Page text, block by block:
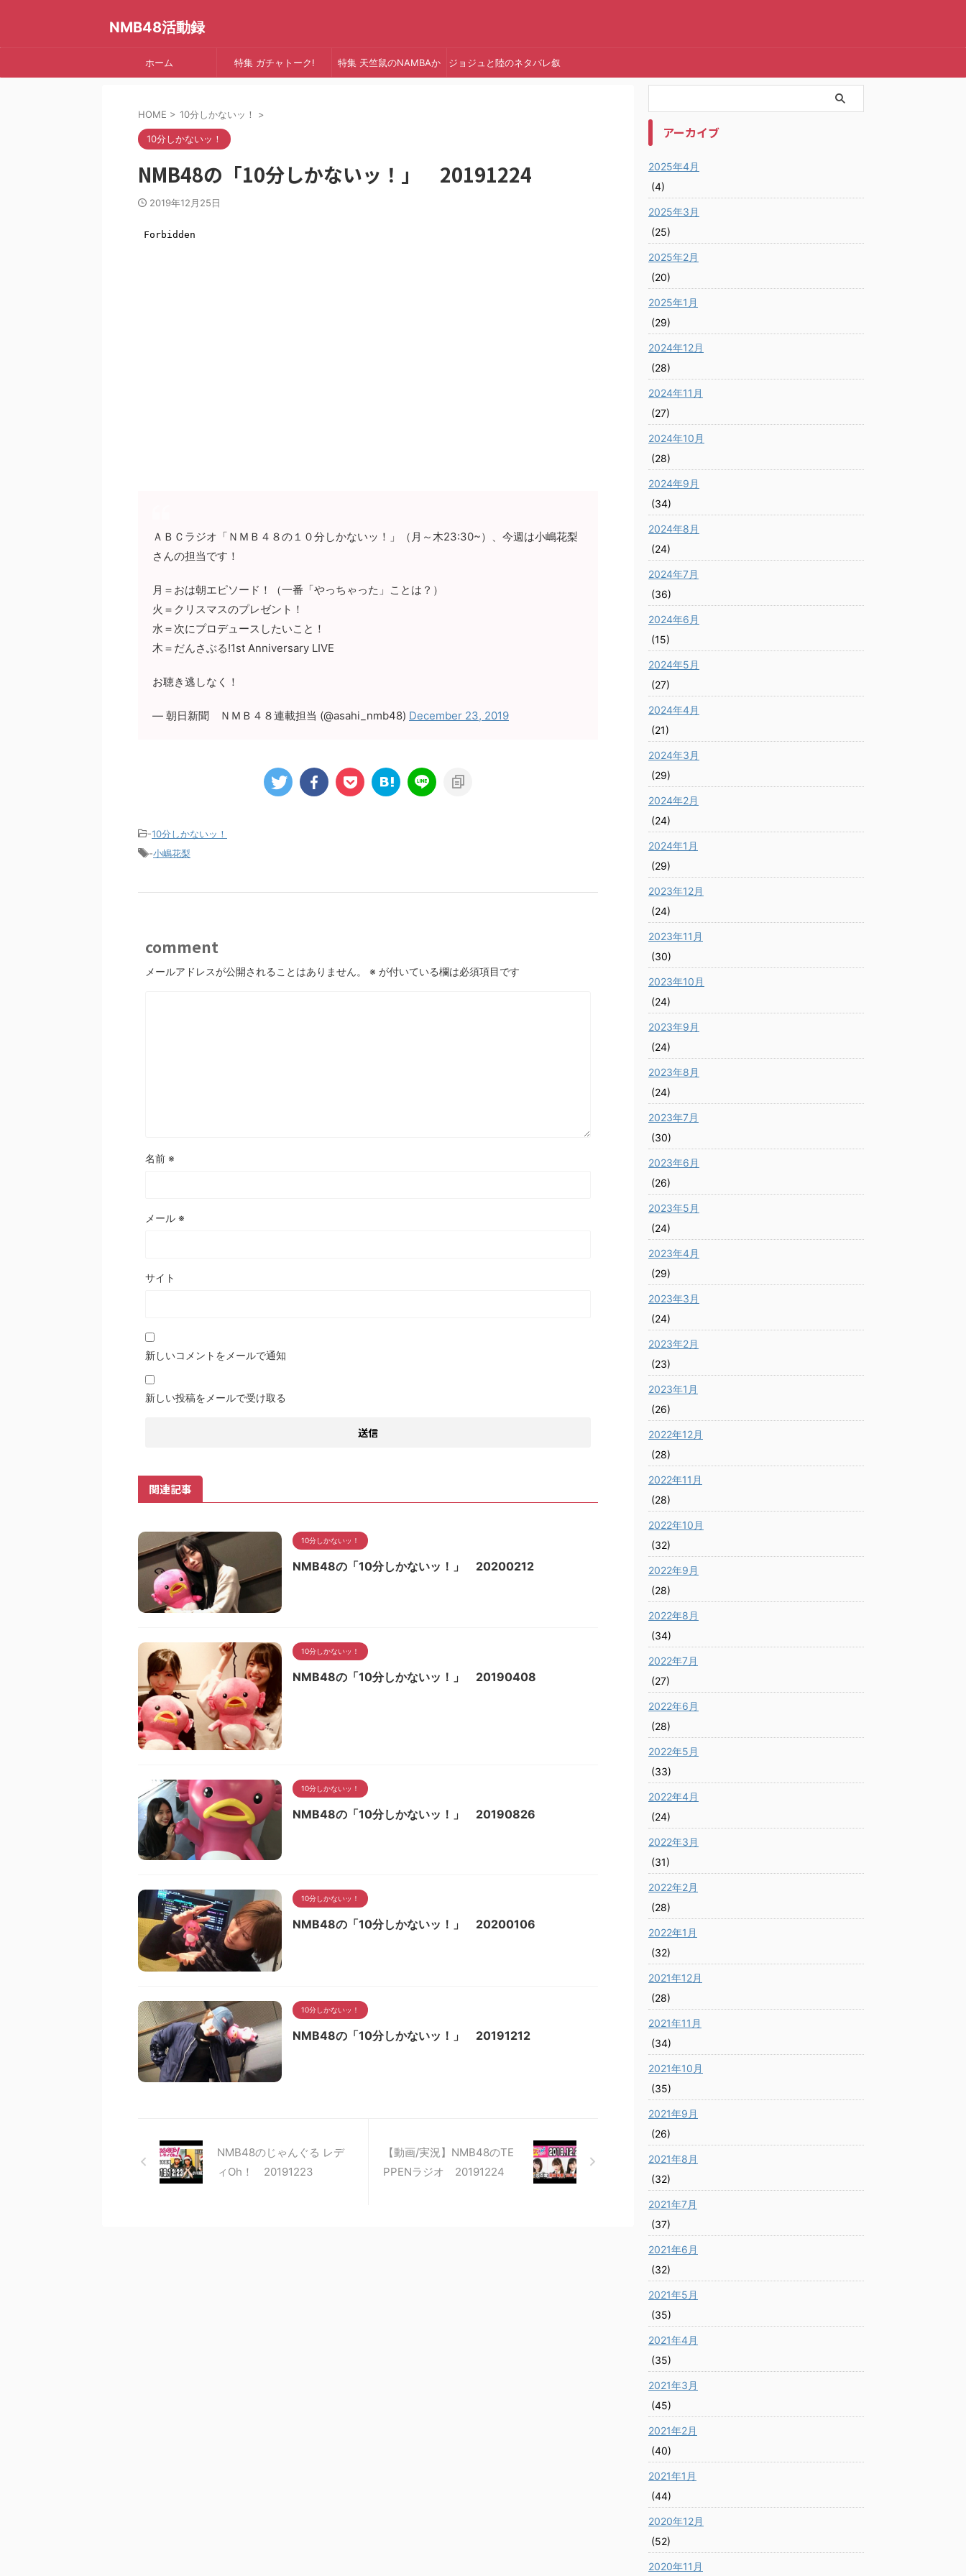
NMB48活動録
ホーム 特集 ガチャトーク! 特集 天竺鼠のNAMBAか ジョジュと陸のネタバレ叙
HOME > 10分しかないッ！ >
10分しかないッ！
NMB48の「10分しかないッ！」 20191224
2019年12月25日
ＡＢＣラジオ「ＮＭＢ４８の１０分しかないッ！」（月～木23:30~）、今週は小嶋花梨
さんの担当です！
月＝おは朝エピソード！（一番「やっちゃった」ことは？）
火＝クリスマスのプレゼント！
水＝次にプロデュースしたいこと！
木＝だんさぶる!1st Anniversary LIVE
お聴き逃しなく！
— 朝日新聞 ＮＭＢ４８連載担当 (@asahi_nmb48) December 23, 2019
-10分しかないッ！
-小嶋花梨
comment
メールアドレスが公開されることはありません。 ※ が付いている欄は必須項目です
名前 ※
メール ※
サイト
新しいコメントをメールで通知
新しい投稿をメールで受け取る
関連記事
10分しかないッ！
NMB48の「10分しかないッ！」 20200212
10分しかないッ！
NMB48の「10分しかないッ！」 20190408
10分しかないッ！
NMB48の「10分しかないッ！」 20190826
10分しかないッ！
NMB48の「10分しかないッ！」 20200106
10分しかないッ！
NMB48の「10分しかないッ！」 20191212
NMB48のじゃんぐる レデ
ィOh！ 20191223
【動画/実況】NMB48のTE
PPENラジオ 20191224
アーカイブ
2025年4月
(4)
2025年3月
(25)
2025年2月
(20)
2025年1月
(29)
2024年12月
(28)
2024年11月
(27)
2024年10月
(28)
2024年9月
(34)
2024年8月
(24)
2024年7月
(36)
2024年6月
(15)
2024年5月
(27)
2024年4月
(21)
2024年3月
(29)
2024年2月
(24)
2024年1月
(29)
2023年12月
(24)
2023年11月
(30)
2023年10月
(24)
2023年9月
(24)
2023年8月
(24)
2023年7月
(30)
2023年6月
(26)
2023年5月
(24)
2023年4月
(29)
2023年3月
(24)
2023年2月
(23)
2023年1月
(26)
2022年12月
(28)
2022年11月
(28)
2022年10月
(32)
2022年9月
(28)
2022年8月
(34)
2022年7月
(27)
2022年6月
(28)
2022年5月
(33)
2022年4月
(24)
2022年3月
(31)
2022年2月
(28)
2022年1月
(32)
2021年12月
(28)
2021年11月
(34)
2021年10月
(35)
2021年9月
(26)
2021年8月
(32)
2021年7月
(37)
2021年6月
(32)
2021年5月
(35)
2021年4月
(35)
2021年3月
(45)
2021年2月
(40)
2021年1月
(44)
2020年12月
(52)
2020年11月